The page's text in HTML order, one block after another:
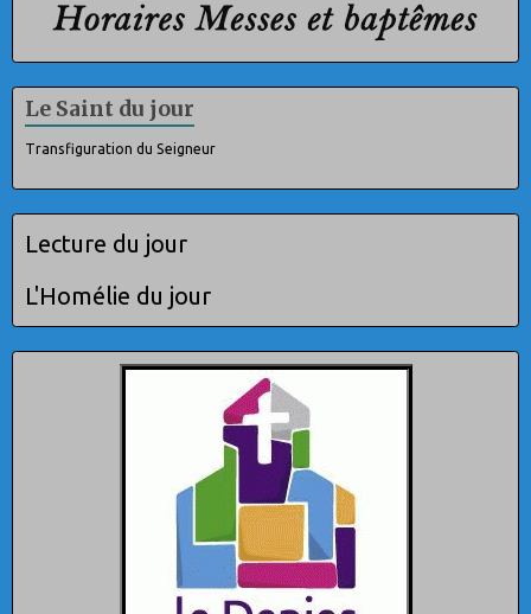
Le Saint du jour
Transfiguration du Seigneur
Lecture du jour
L'Homélie du jour